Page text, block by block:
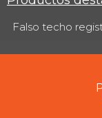
Falso techo